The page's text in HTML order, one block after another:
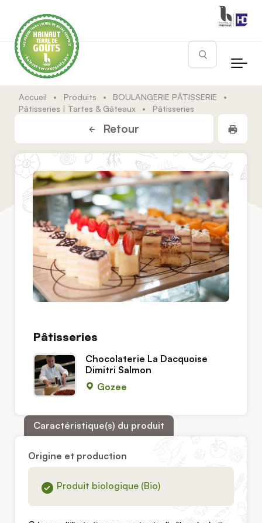
Rechercher
Accueil • Produits • BOULANGERIE PÂTISSERIE
•
Pâtisseries | Tartes & Gâteaux
• Pâtisseries
Retour
Pâtisseries
Chocolaterie La Dacquoise
Dimitri Salmon
Gozee
Caractéristique(s) du produit
Origine et production
Produit biologique (Bio)